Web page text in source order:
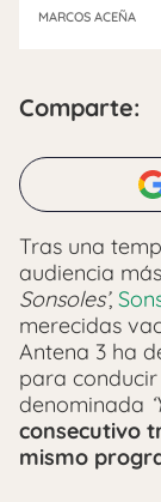
MARCOS ACEÑA
Comparte:
Tras una
audiencia
Sonsoles’,
merecidas
Antena 3 ha
para
denominada
consecutivo
mismo